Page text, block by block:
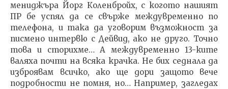
мениджъра Йорг Коленбройх, с когото нашият
ПР бе успял да се свърже междувременно по
телефона, и така да уговорим възможност за
писмено интервю с Дейвид, ако не друго. Точно
това и сторихме… А междувременно 13-ките
валяха почти на всяка крачка. Не бих седнала да
изброявам всичко, ако ще дори защото вече
подробности не помня, но… Например, загледах